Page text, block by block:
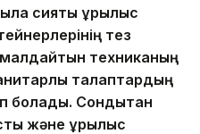
сияқты құрылыс
тез
техниканың
талаптардың
болады. Сондықтан
және құрылыс